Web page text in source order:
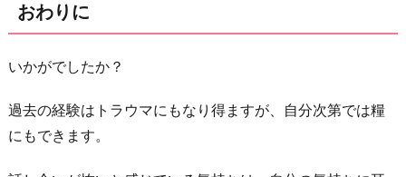
おわりに
いかがでしたか？
過去の経験はトラウマにもなり得ますが、自分次第では糧
にもできます。